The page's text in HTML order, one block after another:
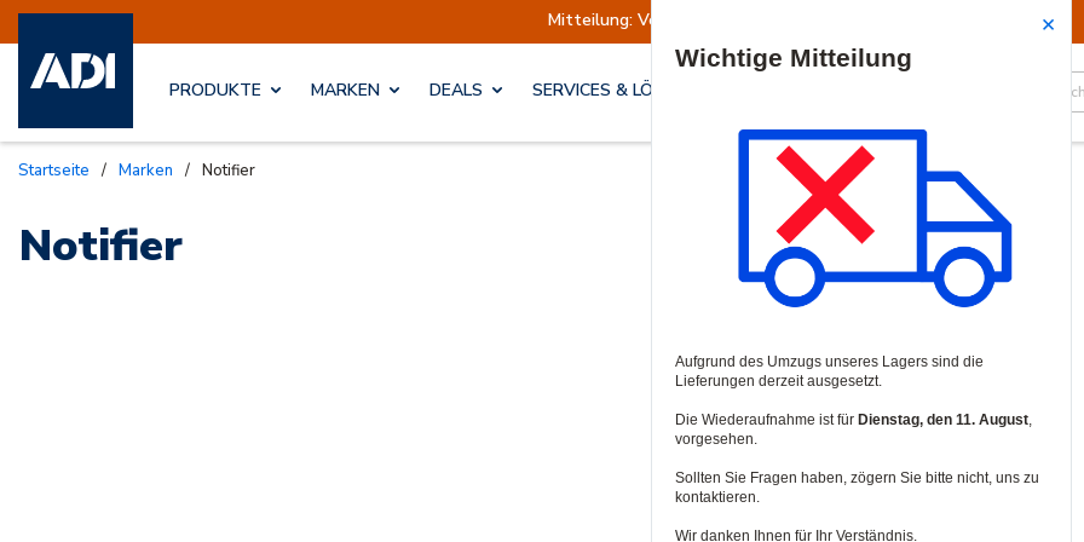
Mitteilung: Versand ausgesetzt
PRODUKTE MARKEN DEALS SERVICES & LÖSUNGEN
Startseite / Marken / Notifier
Notifier